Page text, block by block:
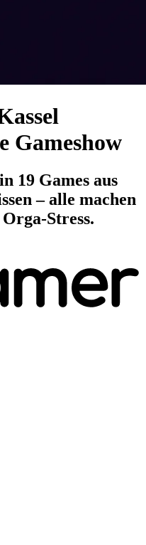
Gameshow
19 Games aus
– alle machen
Stress.